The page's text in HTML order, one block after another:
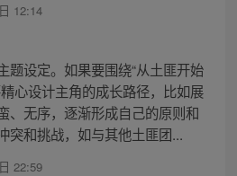
12:14
题设定。如果要围绕“从土匪开始
心设计主角的成长路径，比如展
、无序，逐渐形成自己的原则和
突和挑战，如与其他土匪团...
22:59